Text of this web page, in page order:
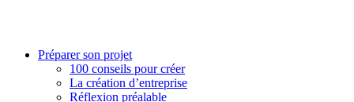
Préparer son projet
100 conseils pour créer
La création d’entreprise
Réflexion préalable